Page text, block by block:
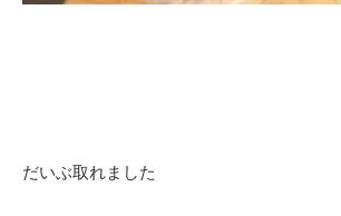
だいぶ取れました